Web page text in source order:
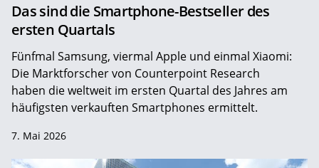
Das sind die Smartphone-Bestseller des
ersten Quartals
Fünfmal Samsung, viermal Apple und einmal Xiaomi:
Die Marktforscher von Counterpoint Research
haben die weltweit im ersten Quartal des Jahres am
häufigsten verkauften Smartphones ermittelt.
7. Mai 2026